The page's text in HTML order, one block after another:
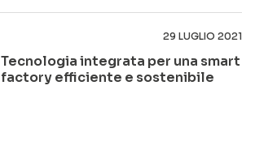
29 LUGLIO 2021
Tecnologia integrata per una smart
factory efficiente e sostenibile